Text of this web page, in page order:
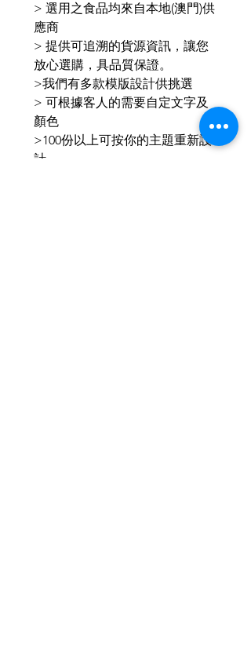
> 選用之食品均來自本地(澳門)供
應商
> 提供可追溯的貨源資訊，讓您
放心選購，具品質保證。
>我們有多款模版設計供挑選
> 可根據客人的需要自定文字及
顏色
>100份以上可按你的主題重新設
計